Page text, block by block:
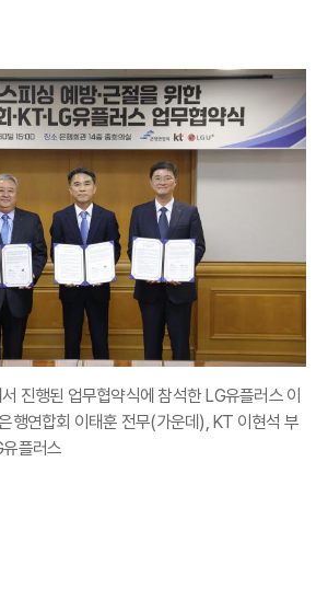
진행된 업무협약식에 참석한 LG유플러스 이
행연합회 이태훈 전무(가운데), KT 이현석 부
플러스